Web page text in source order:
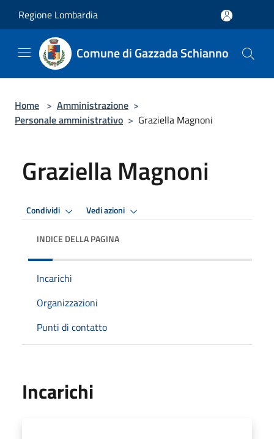
Regione Lombardia
Comune di Gazzada Schianno
Home > Amministrazione >
Personale amministrativo > Graziella Magnoni
Graziella Magnoni
Condividi Vedi azioni
INDICE DELLA PAGINA
Incarichi
Organizzazioni
Punti di contatto
Incarichi